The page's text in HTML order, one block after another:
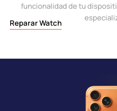
funcionalidad de tu
Reparar Watch